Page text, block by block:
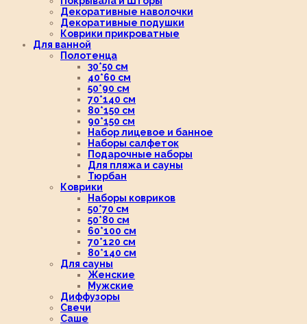
Декоративные наволочки
Декоративные подушки
Коврики прикроватные
Для ванной
Полотенца
30*50 см
40*60 см
50*90 см
70*140 см
80*150 см
90*150 см
Набор лицевое и банное
Наборы салфеток
Подарочные наборы
Для пляжа и сауны
Тюрбан
Коврики
Наборы ковриков
50*70 см
50*80 см
60*100 см
70*120 см
80*140 см
Для сауны
Женские
Мужские
Диффузоры
Свечи
Саше